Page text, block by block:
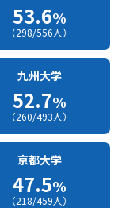
53.6%
（298/556人）
九州大学
52.7%
（260/493人）
京都大学
47.5%
（218/459人）